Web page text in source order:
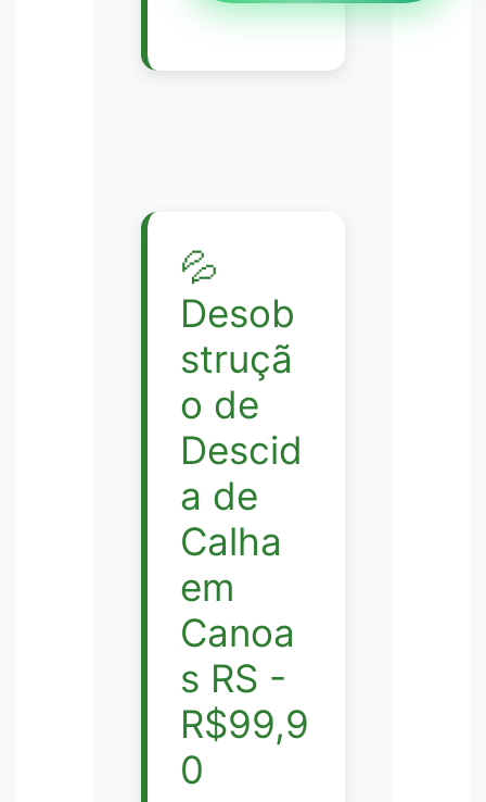
💦
Desob
struçã
o de
Descid
a de
Calha
em
Canoa
s RS -
R$99,9
0